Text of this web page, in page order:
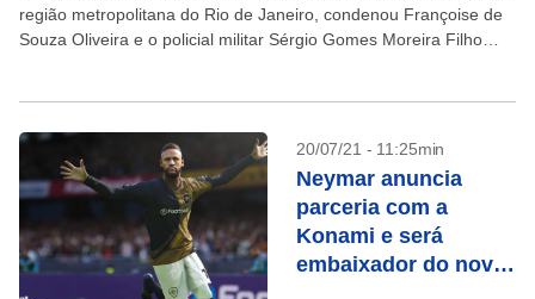
região metropolitana do Rio de Janeiro, condenou Françoise de
Souza Oliveira e o policial militar Sérgio Gomes Moreira Filho
20/07/21 - 11:25min
Neymar anuncia
parceria com a
Konami e será
embaixador do novo